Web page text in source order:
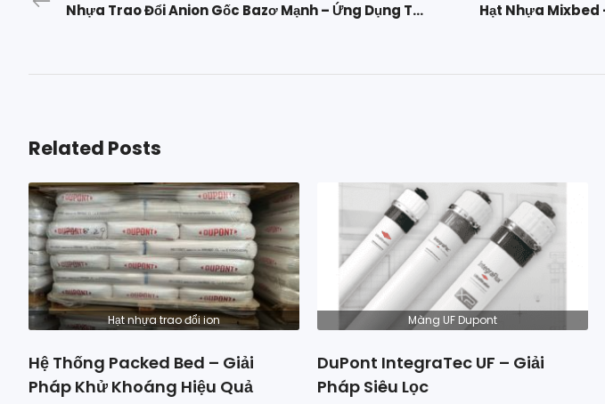
Nhựa Trao Đổi Anion Gốc Bazơ Mạnh – Ứng Dụng Trong Xử Lý Nước
Related Posts
Hạt nhựa trao đổi ion
Hệ Thống Packed Bed – Giải
Pháp Khử Khoáng Hiệu Quả
Màng UF Dupont
DuPont IntegraTec UF – Giải
Pháp Siêu Lọc